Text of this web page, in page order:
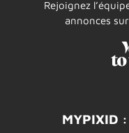
Rejoignez
annonces
MYPIXID :